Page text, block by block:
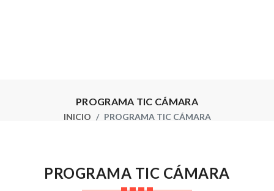
PROGRAMA TIC CÁMARA
INICIO PROGRAMA TIC CÁMARA
PROGRAMA TIC CÁMARA